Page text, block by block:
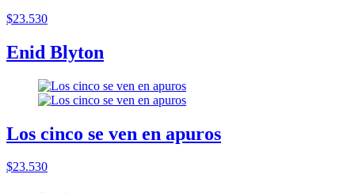
$23.530
Enid Blyton
Los cinco se ven en apuros
$23.530